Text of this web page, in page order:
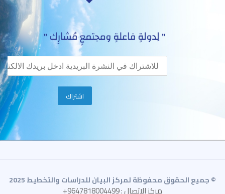
© جميع الحقوق محفوظة لمركز البيان للدراسات والتخطيط 2025
مركز الاتصال : 9647818004499+